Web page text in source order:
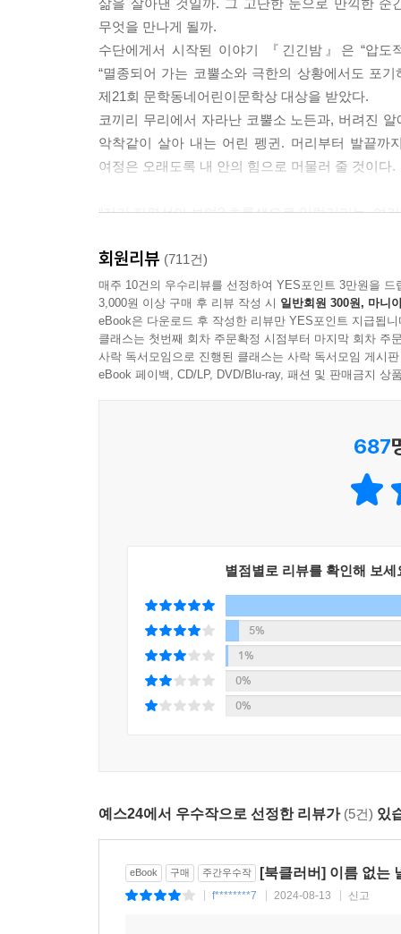
삶을 살아낸 것일까. 그 고단한 눈으로 만끽한
무엇을 만나게 될까.
수단에게서 시작된 이야기 『긴긴밤』은 “압도
“멸종되어 가는 코뿔소와 극한의 상황에서도 포
제21회 문학동네어린이문학상 대상을 받았다.
코끼리 무리에서 자라난 코뿔소 노든과, 버려진
악착같이 살아 내는 어린 펭귄. 머리부터 발끝까
여정은 오래도록 내 안의 힘으로 머물러 줄 것이다.
“저기 지평선이 보여? 초록색으로 일렁거리는. 여
“너는 펭귄이잖아. 펭귄은 바다를 찾아가야 돼.”
“그럼 나 코뿔소로 살게요. 내 부리를 봐요. 꼭 코뿔
“너는 이미 훌륭한 코뿔소야. 그러니 이제 훌륭한
너는 파란 지평선을 찾아서, 바다를 찾아서, 친구
코가 자라지 않는 것은 별문제가 아니라는 편견
노든 곁엔 그와 같은 풍경을 바라보고 같은 빗
노든을 ‘엉뚱하지만 특별한 코뿔소’라고 불러 준
밤 너머 ‘내일’을 딛고 서게 해 준 치쿠까지. 그
속에서 자라날 수 있었다. 서로 온전히 이해하지
독자들에게 위안을 준다.
■ “훌륭한 코뿔소가 되었으니 이제 훌륭한 펭귄이
■ “별이 빛나는 더러운 웅덩이를 타박타박 걷고
회원리뷰 (711건)
매주 10건의 우수리뷰를 선정하여 YES포인트 3만원을 드
3,000원 이상 구매 후 리뷰 작성 시 일반회원 300원, 마니
eBook은 다운로드 후 작성한 리뷰만 YES포인트 지급됩니
클래스는 첫번째 회차 주문확정 시점부터 마지막 회차 주
사락 독서모임으로 진행된 클래스는 사락 독서모임 게시
eBook 페이백, CD/LP, DVD/Blu-ray, 패션 및 판매금지 상
687
별점별로 리뷰를 확인해 보세
5%
1%
0%
0%
예스24에서 우수작으로 선정한 리뷰가 (5건) 있
eBook 구매 주간우수작 [북클러버] 이름 없는
f********7 2024-08-13 신고